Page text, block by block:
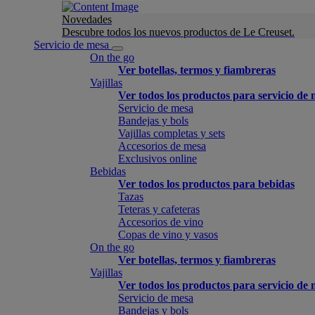
Novedades
Descubre todos los nuevos productos de Le Creuset.
Servicio de mesa
On the go
Ver botellas, termos y fiambreras
Vajillas
Ver todos los productos para servicio de
Servicio de mesa
Bandejas y bols
Vajillas completas y sets
Accesorios de mesa
Exclusivos online
Bebidas
Ver todos los productos para bebidas
Tazas
Teteras y cafeteras
Accesorios de vino
Copas de vino y vasos
On the go
Ver botellas, termos y fiambreras
Vajillas
Ver todos los productos para servicio de
Servicio de mesa
Bandejas y bols